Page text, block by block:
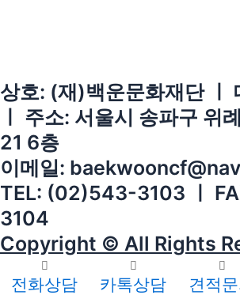
상호: (재)백운문화재단 ㅣ
ㅣ 주소: 서울시 송파구 위
21 6층
이메일:
TEL: (02)543-3103 ㅣ
3104
Copyright © All Rights
전화상담 카톡상담 견적